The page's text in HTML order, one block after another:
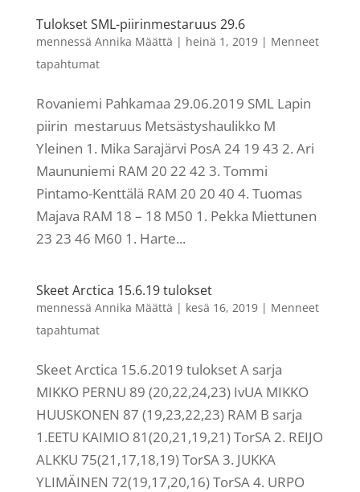
Tulokset SML-piirinmestaruus 29.6
mennessä Annika Määttä | heinä 1, 2019| Menneet
tapahtumat
Rovaniemi Pahkamaa 29.06.2019 SML Lapin
piirin mestaruus Metsästyshaulikko M
Yleinen 1. Mika Sarajärvi PosA 24 19 43 2. Ari
Maununiemi RAM 20 22 42 3. Tommi
Pintamo-Kenttälä RAM 20 20 40 4. Tuomas
Majava RAM 18 – 18 M50 1. Pekka Miettunen
23 23 46 M60 1. Harte...
Skeet Arctica 15.6.19 tulokset
mennessä Annika Määttä | kesä 16, 2019| Menneet
tapahtumat
Skeet Arctica 15.6.2019 tulokset A sarja
MIKKO PERNU 89 (20,22,24,23) IvUA MIKKO
HUUSKONEN 87 (19,23,22,23) RAM B sarja
1.EETU KAIMIO 81(20,21,19,21) TorSA 2. REIJO
ALKKU 75(21,17,18,19) TorSA 3. JUKKA
YLIMÄINEN 72(19,17,20,16) TorSA 4. URPO